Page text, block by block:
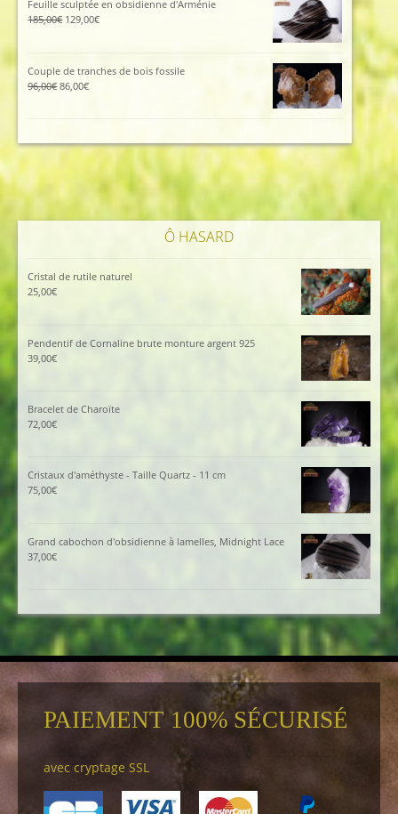
45,00€.
Feuille sculptée en obsidienne d'Arménie
185,00€ Le
185,00€.
129,00€Le
129,00€.
Couple de tranches de bois fossile
96,00€Le
96,00€.
86,00€Le
86,00€.
Ô HASARD
Cristal de rutile naturel
25,00€
Pendentif de Cornaline brute monture argent 925
39,00€
Bracelet de Charoïte
72,00€
Cristaux d'améthyste - Taille Quartz - 11 cm
75,00€
Grand cabochon d'obsidienne à lamelles, Midnight Lace
37,00€
PAIEMENT 100% SÉCURISÉ
avec cryptage SSL